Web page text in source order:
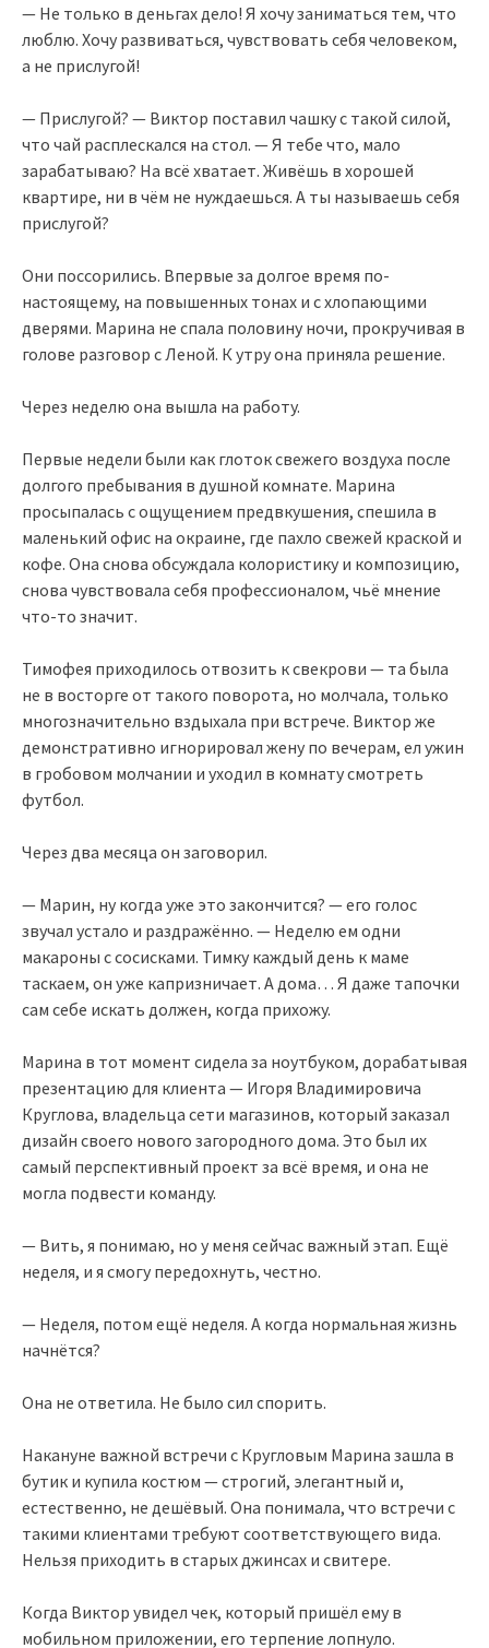
— Не только в деньгах дело! Я хочу заниматься тем, что
люблю. Хочу развиваться, чувствовать себя человеком,
а не прислугой!
— Прислугой? — Виктор поставил чашку с такой силой,
что чай расплескался на стол. — Я тебе что, мало
зарабатываю? На всё хватает. Живёшь в хорошей
квартире, ни в чём не нуждаешься. А ты называешь себя
прислугой?
Они поссорились. Впервые за долгое время по-
настоящему, на повышенных тонах и с хлопающими
дверями. Марина не спала половину ночи, прокручивая в
голове разговор с Леной. К утру она приняла решение.
Через неделю она вышла на работу.
Первые недели были как глоток свежего воздуха после
долгого пребывания в душной комнате. Марина
просыпалась с ощущением предвкушения, спешила в
маленький офис на окраине, где пахло свежей краской и
кофе. Она снова обсуждала колористику и композицию,
снова чувствовала себя профессионалом, чьё мнение
что-то значит.
Тимофея приходилось отвозить к свекрови — та была
не в восторге от такого поворота, но молчала, только
многозначительно вздыхала при встрече. Виктор же
демонстративно игнорировал жену по вечерам, ел ужин
в гробовом молчании и уходил в комнату смотреть
футбол.
Через два месяца он заговорил.
— Марин, ну когда уже это закончится? — его голос
звучал устало и раздражённо. — Неделю ем одни
макароны с сосисками. Тимку каждый день к маме
таскаем, он уже капризничает. А дома… Я даже тапочки
сам себе искать должен, когда прихожу.
Марина в тот момент сидела за ноутбуком, дорабатывая
презентацию для клиента — Игоря Владимировича
Круглова, владельца сети магазинов, который заказал
дизайн своего нового загородного дома. Это был их
самый перспективный проект за всё время, и она не
могла подвести команду.
— Вить, я понимаю, но у меня сейчас важный этап. Ещё
неделя, и я смогу передохнуть, честно.
— Неделя, потом ещё неделя. А когда нормальная жизнь
начнётся?
Она не ответила. Не было сил спорить.
Накануне важной встречи с Кругловым Марина зашла в
бутик и купила костюм — строгий, элегантный и,
естественно, не дешёвый. Она понимала, что встречи с
такими клиентами требуют соответствующего вида.
Нельзя приходить в старых джинсах и свитере.
Когда Виктор увидел чек, который пришёл ему в
мобильном приложении, его терпение лопнуло.